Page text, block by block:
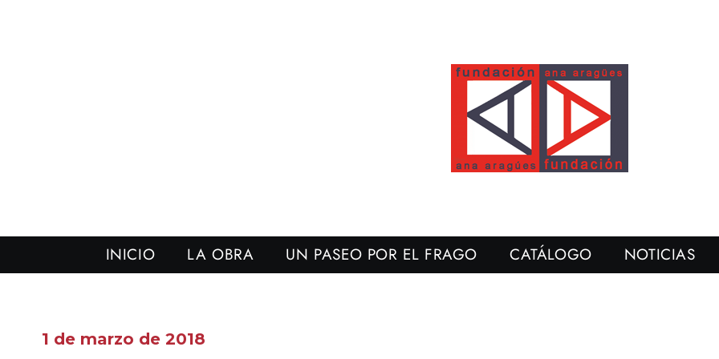
INICIO LA OBRA UN PASEO POR EL FRAGO CATÁLOGO NOTICIAS
1 de marzo de 2018